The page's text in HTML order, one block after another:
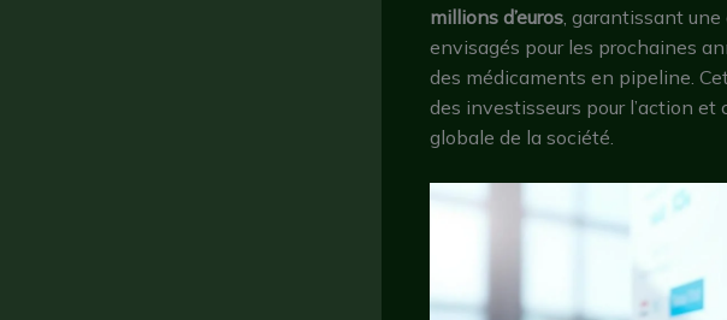
millions d’euros , garantissant
envisagés pour les prochaines
des médicaments en pipeline.
des investisseurs pour l’action
globale de la société.